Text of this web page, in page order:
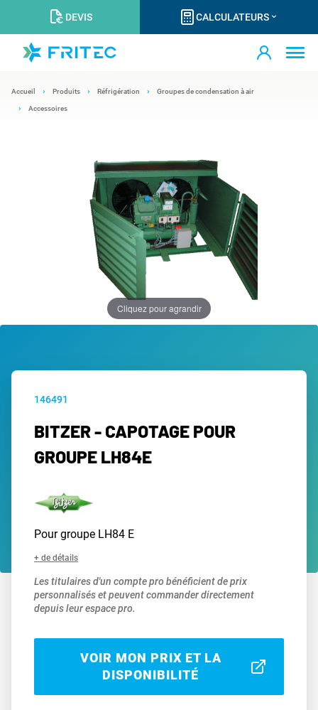
DEVIS CALCULATEURS
Accueil Produits Réfrigération Groupes de condensation à air
Accessoires
Cliquez pour agrandir
146491
BITZER - CAPOTAGE POUR
GROUPE LH84E
Pour groupe LH84 E
+ de détails
Les titulaires d'un compte pro bénéficient de prix
personnalisés et peuvent commander directement
depuis leur espace pro.
VOIR MON PRIX ET LA
DISPONIBILITÉ